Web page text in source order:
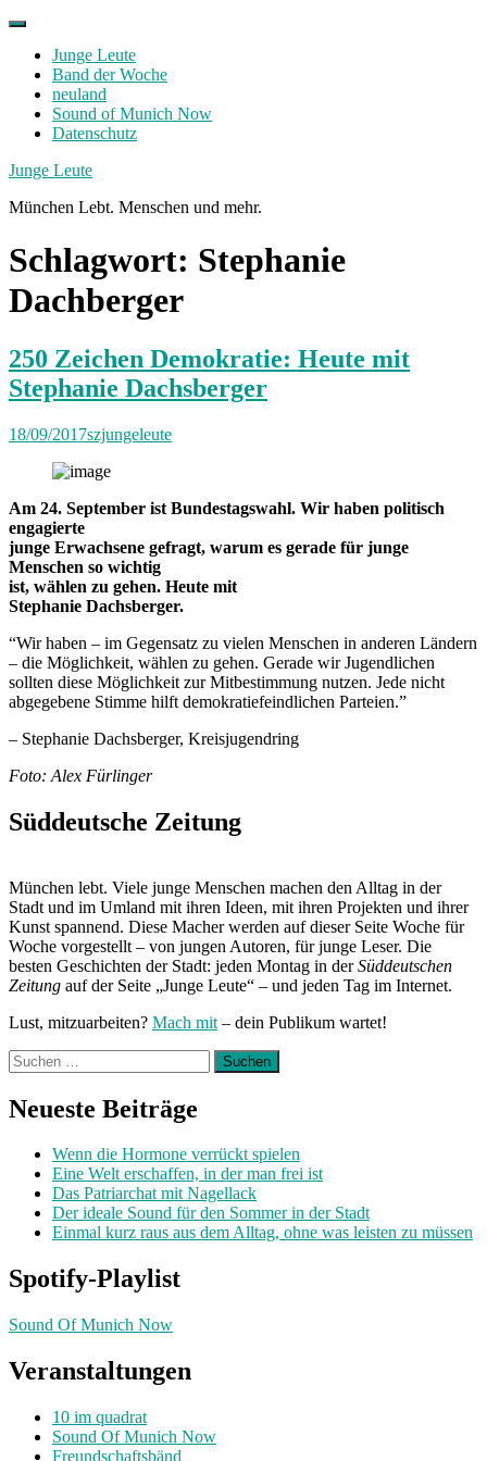
Skip
contentJunge Leute
Band der Woche
neuland
Sound of Munich Now
Datenschutz
Facebook
Twitter
Instagram
Junge Leute
München Lebt. Menschen und mehr.
Schlagwort: Stephanie
Dachberger
250 Zeichen Demokratie: Heute mit
Stephanie Dachsberger
18/09/2017szjungeleute
Am 24. September ist Bundestagswahl. Wir haben politisch
engagierte
junge Erwachsene gefragt, warum es gerade für junge
Menschen so wichtig
ist, wählen zu gehen. Heute mit
Stephanie Dachsberger.
“Wir haben – im Gegensatz zu vielen Menschen in anderen Ländern
– die Möglichkeit, wählen zu gehen. Gerade wir Jugendlichen
sollten diese Möglichkeit zur Mitbestimmung nutzen. Jede nicht
abgegebene Stimme hilft demokratiefeindlichen Parteien.”
– Stephanie Dachsberger, Kreisjugendring
Foto: Alex Fürlinger
Süddeutsche Zeitung
München lebt. Viele junge Menschen machen den Alltag in der
Stadt und im Umland mit ihren Ideen, mit ihren Projekten und ihrer
Kunst spannend. Diese Macher werden auf dieser Seite Woche für
Woche vorgestellt – von jungen Autoren, für junge Leser. Die
besten Geschichten der Stadt: jeden Montag in derSüddeutschen
Zeitung auf der Seite „Junge Leute“ – und jeden Tag im Internet.
Lust, mitzuarbeiten? Mach mit – dein Publikum wartet!
Suchen
nach:
Neueste Beiträge
Wenn die Hormone verrückt spielen
Eine Welt erschaffen, in der man frei ist
Das Patriarchat mit Nagellack
Der ideale Sound für den Sommer in der Stadt
Einmal kurz raus aus dem Alltag, ohne was leisten zu müssen
Spotify-Playlist
Sound Of Munich Now
Veranstaltungen
10 im quadrat
Sound Of Munich Now
Freundschaftsbänd